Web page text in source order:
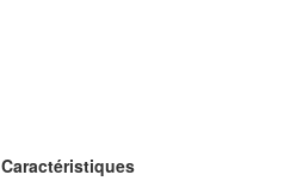
Caractéristiques